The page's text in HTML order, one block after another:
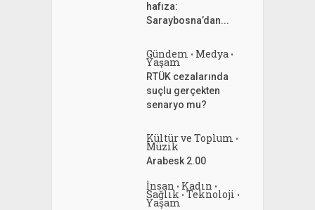
hafıza:
Saraybosna’dan...
Gündem • Medya •
Yaşam
RTÜK cezalarında
suçlu gerçekten
senaryo mu?
Kültür ve Toplum •
Müzik
Arabesk 2.00
İnsan • Kadın •
Sağlık • Teknoloji •
Yaşam